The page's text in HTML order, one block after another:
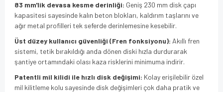
83 mm'lik devasa kesme derinliği: Geniş 230 mm disk çapı
kapasitesi sayesinde kalın beton blokları, kaldırım taşlarını ve
ağır metal profilleri tek seferde derinlemesine kesebilir.
Üst düzey kullanıcı güvenliği (Fren fonksiyonu): Akıllı fren
sistemi, tetik bırakıldığı anda dönen diski hızla durdurarak
şantiye ortamındaki olası kaza risklerini minimuma indirir.
Patentli mil kilidi ile hızlı disk değişimi: Kolay erişilebilir özel
mil kilitleme kolu sayesinde disk değişimleri çok daha pratik ve